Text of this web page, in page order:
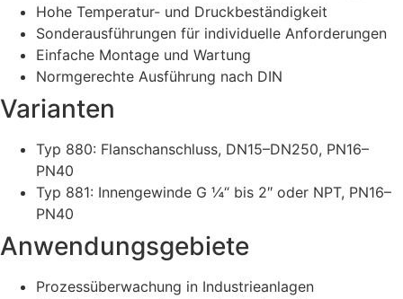
Hohe Temperatur- und Druckbeständigkeit
Sonderausführungen für individuelle Anforderungen
Einfache Montage und Wartung
Normgerechte Ausführung nach DIN
Varianten
Typ 880: Flanschanschluss, DN15–DN250, PN16–
PN40
Typ 881: Innengewinde G ¼“ bis 2″ oder NPT, PN16–
PN40
Anwendungsgebiete
Prozessüberwachung in Industrieanlagen